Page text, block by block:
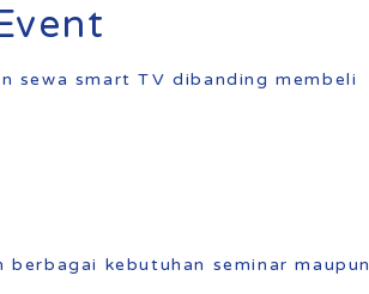
sewa smart TV dibanding membeli
kebutuhan seminar maupun